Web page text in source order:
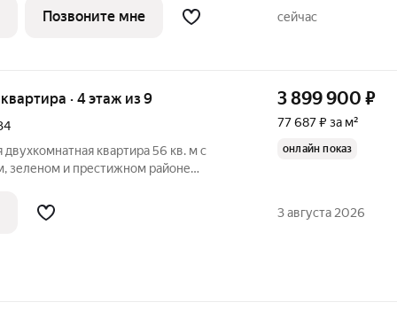
комфорт-класса, в основу
Позвоните мне сейчас
· 4 этаж из 9
двухкомнатная квартира 56 кв. м с
зеленом и престижном районе
- две полулоджии с выходом из
3 899 900 ₽
77 687 ₽ за м²
онлайн показ
3 августа 2026